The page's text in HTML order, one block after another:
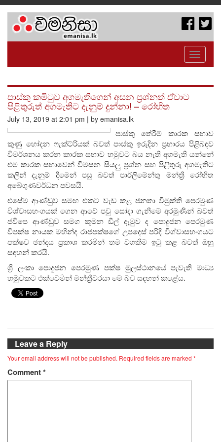
Toggle
පාස්කු කමිටුව අගමැතිගෙන් අසන ප්‍රශ්නත් ඒවාට
පිළිතුරුත් අගමැතිට දැනුම් දුන්නා! – රෝහිත
July 13, 2019 at 2:01 pm | by emanisa.lk
පාස්කු තේරීම් කාරක සභාව
කුණු හෝදන ෆැක්ට්රියක් බවත් පාස්කු ඉරුදින ප්‍රහාරය පිළිබඳව
විමර්ශනය කරන කාරක සභාව හමුවට බය නැති අගමැති යන්නේ
එම කාරක සභාවෙන් විමසන සියලු ප්‍රශ්න සහ පිළිතුරු අගමැතිට
කලින් දැනුම් දීමෙන් පසු බවත් පාර්ලිමේන්තු මන්ත්‍රී රෝහිත
අබේගුණවර්ධන පවසයි.
එසේම ආණ්ඩුව සමඟ එකට වැඩ කළ ජනතා විමුක්ති පෙරමුණ
විශ්වාසභංගයක් ගෙන ආවේ පවු සෝදා ගැනීමේ අරමුණින් බවත්
ජවිපෙ ආණ්ඩුව සමග කුමන ඩීල් දැමුව ද පොදුජන පෙරමුණ
විපක්ෂ නායක මහින්ද රාජපක්ෂගේ උපදෙස් පරිදි විශ්වාසභංගයට
පක්ෂව ඡන්දය ප්‍රකාශ කරමින් තම වගකීම ඉටු කළ බවත් ඔහු
සඳහන් කරයි.
ශ්‍රී ලංකා පොදුජන පෙරමුණ පක්ෂ මුලස්ථානයේ පැවැති මාධ්‍ය
හමුවකට එක්වෙමින් මන්ත්‍රීවරයා මේ බව සඳහන් කළේය.
Leave a Reply
Your email address will not be published. Required fields are marked *
Comment*